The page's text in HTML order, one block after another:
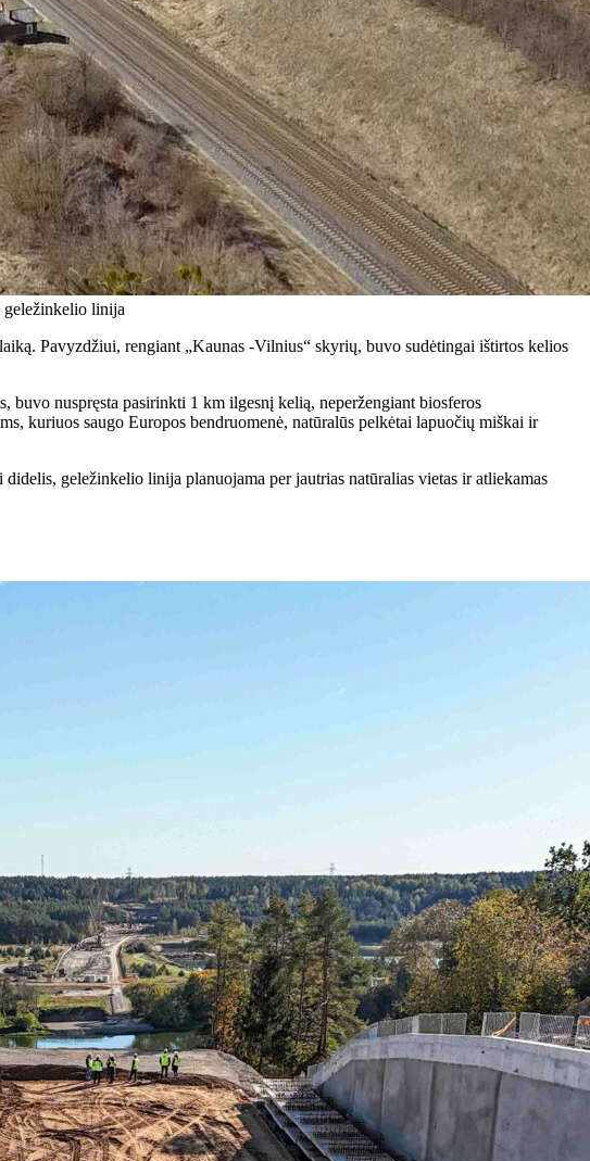
geležinkelio linija
Pavyzdžiui, rengiant „Kaunas -Vilnius“ skyrių, buvo sudėtingai ištirtos kelios
buvo nuspręsta pasirinkti 1 km ilgesnį kelią, neperžengiant biosferos
kuriuos saugo Europos bendruomenė, natūralūs pelkėtai lapuočių miškai ir
geležinkelio linija planuojama per jautrias natūralias vietas ir atliekamas